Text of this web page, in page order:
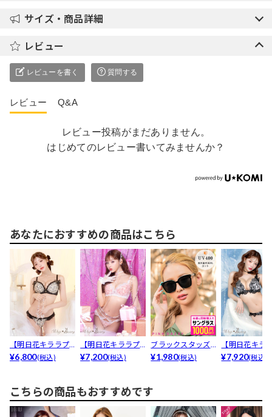
サイズ・商品詳細
レビュー
レビューを書く 質問する
レビュー Q&A
レビュー投稿がまだありません。
はじめてのレビュー書いてみませんか？
あなたにおすすめの商品はこちら
【明日花キララプ
ロデュース/Whip
¥6,800(税込)
【明日花キララプ
ロデュース/Whip
¥7,200(税込)
ブラックスタッズ
サングラス
¥1,980(税込)
【明日花キラ
ロデュース/
¥7,920(税込)
こちらの商品もおすすめです